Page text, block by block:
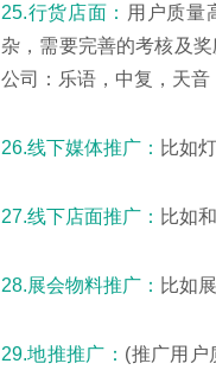
25.行货店面： 用户质量
杂，需要完善的考核及
公司：乐语，中复，天音
26.线下媒体推广： 比如
27.线下店面推广： 比如
28.展会物料推广： 比如
29.地推推广： (推广用户